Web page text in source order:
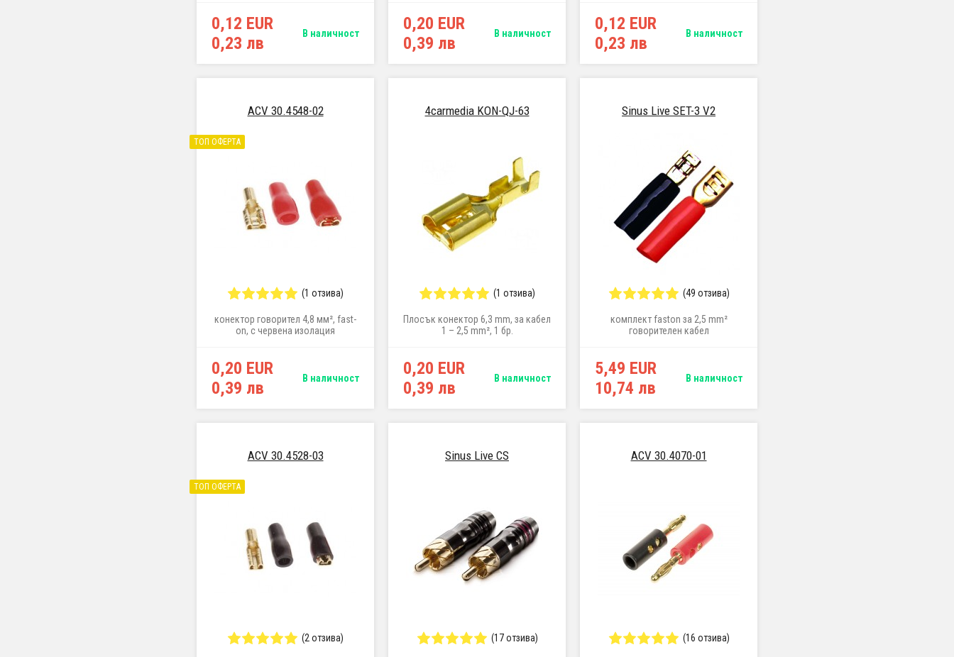
0,12 EUR
0,23 лв
В наличност
0,20 EUR
0,39 лв
В наличност
0,12 EUR
0,23 лв
В наличност
ACV 30.4548-02
ТОП ОФЕРТА
(1 отзива)
конектор говорител 4,8 мм², fast-
on, с червена изолация
0,20 EUR
0,39 лв
В наличност
4carmedia KON-QJ-63
(1 отзива)
Плосък конектор 6,3 mm, за кабел
1 – 2,5 mm², 1 бр.
0,20 EUR
0,39 лв
В наличност
Sinus Live SET-3 V2
(49 отзива)
комплект faston за 2,5 mm²
говорителен кабел
5,49 EUR
10,74 лв
В наличност
ACV 30.4528-03
ТОП ОФЕРТА
(2 отзива)
Sinus Live CS
(17 отзива)
ACV 30.4070-01
(16 отзива)